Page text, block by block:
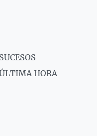
HORA